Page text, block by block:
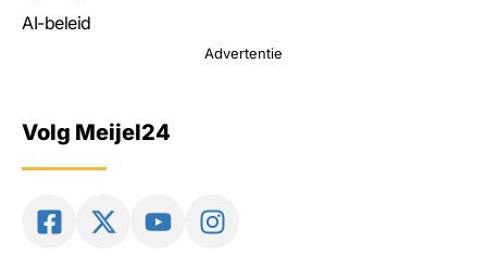
AI-beleid
Advertentie
Volg Meijel24